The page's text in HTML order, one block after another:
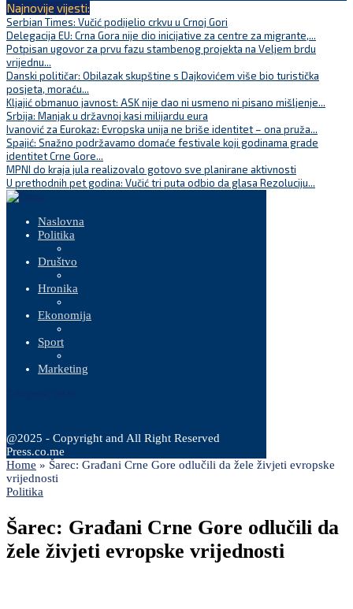
Najnovije vijesti:
Serbian Times: Vučić podijelio crkvu u Crnoj Gori
Delegacija EU: Crna Gora nije dio inicijative za centre za migrante,...
Potpisan ugovor za prvu fazu stambenog projekta na Veljem brdu
vrijednu...
Danski političar: Obilazak skupštine s Dajkovićem više bio turistička
posjeta, moraću...
Kljajić obmanuo javnost: ASK nije dao ni usmeno ni pisano mišljenje...
Srbija: Manjak u državnoj kasi milijardu eura
Ivanović za Eurokaz: Evropska unija ne briše identitet – ona pruža...
Spajić: Snažno podržavamo domaće festivale koji godinama grade
identitet Crne Gore...
MPNI do kraja jula realizovalo gotovo sve planirane aktivnosti
U prethodnih pet godina: Vučić tri puta odbio da glasa Rezoluciju...
Naslovna
Politika
Društvo
Hronika
Ekonomija
Sport
Marketing
@2025 - Copyright and All Right Reserved
Press.co.me
Home » Šarec: Građani Crne Gore odlučili da žele živjeti evropske
vrijednosti
Politika
Šarec: Građani Crne Gore odlučili da
žele živjeti evropske vrijednosti